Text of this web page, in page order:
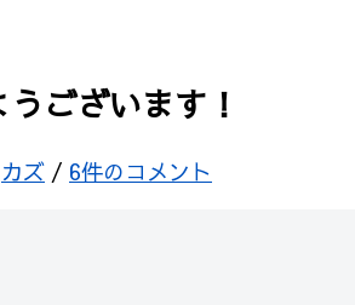
ございます！
カズ / 6件のコメント